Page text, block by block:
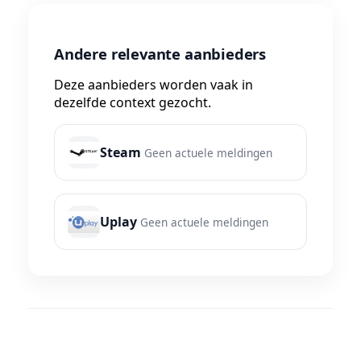
Andere relevante aanbieders
Deze aanbieders worden vaak in
dezelfde context gezocht.
Steam Geen actuele meldingen
Uplay Geen actuele meldingen